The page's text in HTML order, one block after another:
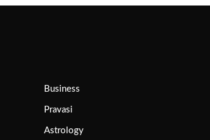
Business
Pravasi
Astrology